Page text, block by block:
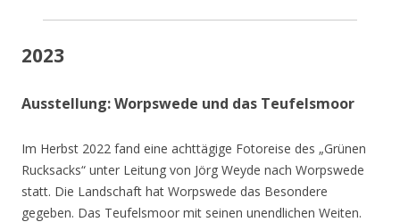
2023
Ausstellung: Worpswede und das Teufelsmoor
Im Herbst 2022 fand eine achttägige Fotoreise des „Grünen
Rucksacks“ unter Leitung von Jörg Weyde nach Worpswede
statt. Die Landschaft hat Worpswede das Besondere
gegeben. Das Teufelsmoor mit seinen unendlichen Weiten.